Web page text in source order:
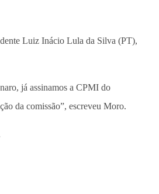
Luiz Inácio Lula da Silva (PT),
já assinamos a CPMI do
da comissão”, escreveu Moro.